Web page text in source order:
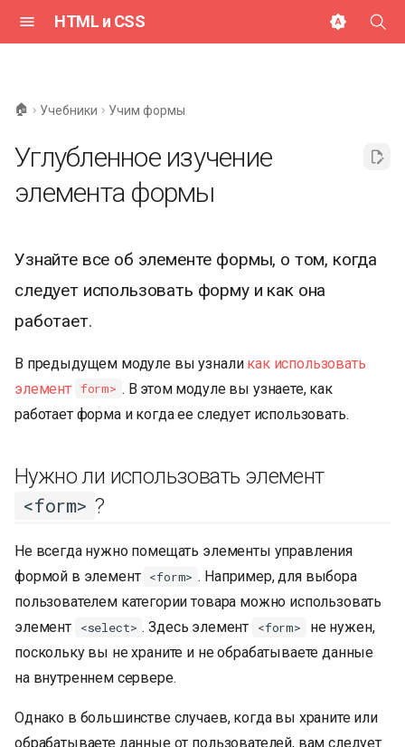
HTML и CSS
ц
и
л
и
з
ц
и
п
и
с
а
🏠 Учебники Учим формы
Углубленное изучение
элемента формы
Узнайте все об элементе формы, о том, когда
следует использовать форму и как она
работает.
В предыдущем модуле вы узнали как использовать
элемент form> . В этом модуле вы узнаете, как
работает форма и когда ее следует использовать.
Нужно ли использовать элемент
<form> ?
Не всегда нужно помещать элементы управления
формой в элемент <form> . Например, для выбора
пользователем категории товара можно использовать
элемент
<select> . Здесь элемент <form>
не нужен,
поскольку вы не храните и не обрабатываете данные
на внутреннем сервере.
Однако в большинстве случаев, когда вы храните или
обрабатываете данные от пользователей, вам следует